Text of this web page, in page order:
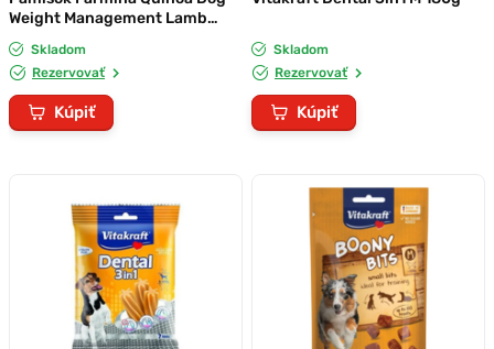
Weight Management Lamb
Adult medium & maxi 100g
Skladom
Rezervovať
Kúpiť
Skladom
Rezervovať
Kúpiť